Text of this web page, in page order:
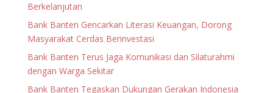
Berkelanjutan
Bank Banten Gencarkan Literasi Keuangan, Dorong
Masyarakat Cerdas Berinvestasi
Bank Banten Terus Jaga Komunikasi dan Silaturahmi
dengan Warga Sekitar
Bank Banten Tegaskan Dukungan Gerakan Indonesia